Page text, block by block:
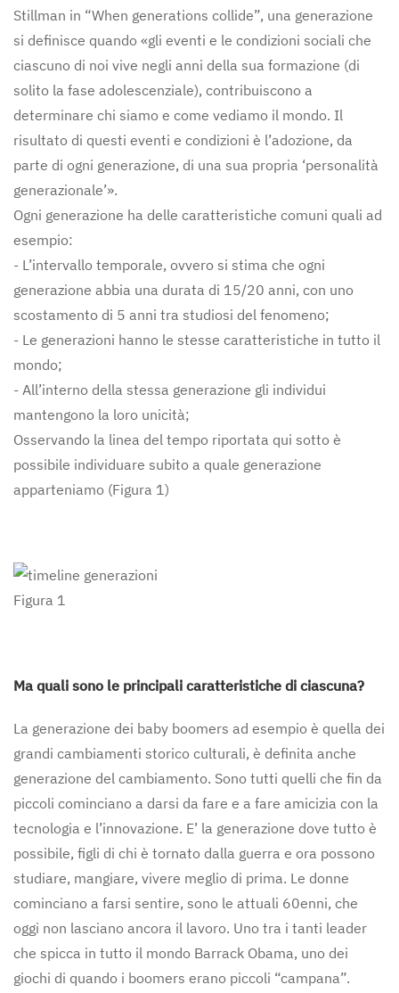
Stillman in “When generations collide”, una generazione
si definisce quando «gli eventi e le condizioni sociali che
ciascuno di noi vive negli anni della sua formazione (di
solito la fase adolescenziale), contribuiscono a
determinare chi siamo e come vediamo il mondo. Il
risultato di questi eventi e condizioni è l’adozione, da
parte di ogni generazione, di una sua propria ‘personalità
generazionale’».
Ogni generazione ha delle caratteristiche comuni quali ad
esempio:
- L’intervallo temporale, ovvero si stima che ogni
generazione abbia una durata di 15/20 anni, con uno
scostamento di 5 anni tra studiosi del fenomeno;
- Le generazioni hanno le stesse caratteristiche in tutto il
mondo;
- All’interno della stessa generazione gli individui
mantengono la loro unicità;
Osservando la linea del tempo riportata qui sotto è
possibile individuare subito a quale generazione
apparteniamo (Figura 1)
Figura 1
Ma quali sono le principali caratteristiche di ciascuna?
La generazione dei baby boomers ad esempio è quella dei
grandi cambiamenti storico culturali, è definita anche
generazione del cambiamento. Sono tutti quelli che fin da
piccoli cominciano a darsi da fare e a fare amicizia con la
tecnologia e l’innovazione. E’ la generazione dove tutto è
possibile, figli di chi è tornato dalla guerra e ora possono
studiare, mangiare, vivere meglio di prima. Le donne
cominciano a farsi sentire, sono le attuali 60enni, che
oggi non lasciano ancora il lavoro. Uno tra i tanti leader
che spicca in tutto il mondo Barrack Obama, uno dei
giochi di quando i boomers erano piccoli “campana”.